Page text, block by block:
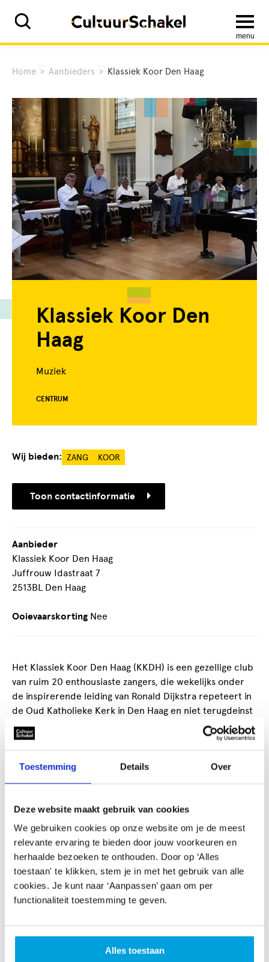
Toestemming Details Over
Deze website maakt gebruik van cookies
We gebruiken cookies op onze website om je de meest
relevante ervaring te bieden door jouw voorkeuren en
herhaalde bezoeken te onthouden. Door op ‘Alles
toestaan' te klikken, stem je in met het gebruik van alle
cookies. Je kunt naar ‘Aanpassen’ gaan om per
functionaliteit toestemming te geven.
Alles toestaan
menu
Home > Aanbieders > Klassiek Koor Den Haag
Klassiek Koor Den
Haag
Muziek
CENTRUM
Het Klassiek Koor Den Haag (KKDH) is een gezellige club
van ruim 20 enthousiaste zangers, die wekelijks onder
de inspirerende leiding van Ronald Dijkstra repeteert in
de Oud Katholieke Kerk in Den Haag en niet terugdeinst
voor het klassieke vierstemmige koorrepertoire, ook
niet als dat enige thuisstudie vergt. Het repertoire
omvat meerstemmige liederen uit diverse stijlperiodes:
van Renaissance tot hedendaags, zowel geestelijk als
wereldlijk.
met een prettige mix van “hard werken”, humor en
saamhorigheid. Omdat de dirigent ook beroepszanger
is, geeft hij tijdens de repetitie veel aandacht aan
stemvorming, wat de koorklank ten goede komt.
In principe kan iedereen meedoen, sopraan, alt, tenor
of bas. Een auditie wordt niet afgenomen. Wel krijgt
ieder aspirant lid een proefperiode om van beide
optredens per jaar, één rond kerst en de andere aan
het einde van het koorseizoen, dat loopt van september
Wij bieden: ZANG KOOR
Toon contactinformatie
Aanbieder
Klassiek Koor Den Haag
Juffrouw Idastraat 7
2513BL Den Haag
Ooievaarskorting Nee